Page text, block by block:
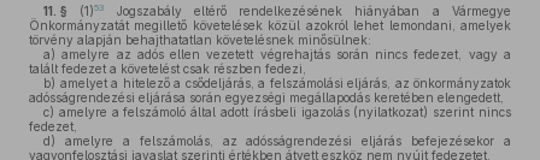
11. § (1)53
Jogszabály eltérő rendelkezésének hiányában a Vármegye
Önkormányzatát megillető követelések közül azokról lehet lemondani, amelyek
törvény alapján behajthatatlan követelésnek minősülnek:
a) amelyre az adós ellen vezetett végrehajtás során nincs fedezet, vagy a
talált fedezet a követelést csak részben fedezi,
b) amelyet a hitelező a csődeljárás, a felszámolási eljárás, az önkormányzatok
adósságrendezési eljárása során egyezségi megállapodás keretében elengedett,
c) amelyre a felszámoló által adott írásbeli igazolás (nyilatkozat) szerint nincs
fedezet,
d) amelyre a felszámolás, az adósságrendezési eljárás befejezésekor a
vagyonfelosztási javaslat szerinti értékben átvett eszköz nem nyújt fedezetet,